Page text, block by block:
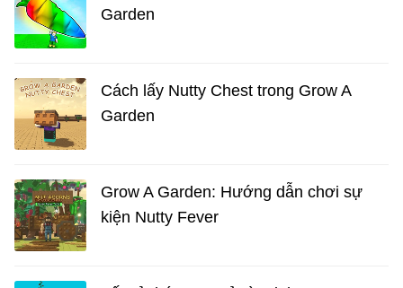
Garden
Cách lấy Nutty Chest trong Grow A
Garden
Grow A Garden: Hướng dẫn chơi sự
kiện Nutty Fever